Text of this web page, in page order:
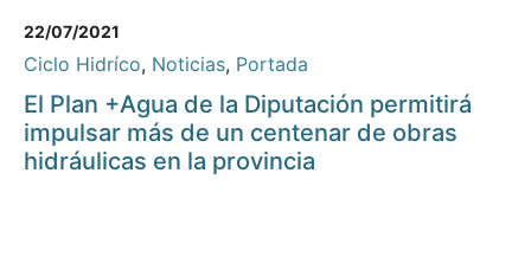
22/07/2021
Ciclo Hidríco, Noticias, Portada
El Plan +Agua de la Diputación permitirá
impulsar más de un centenar de obras
hidráulicas en la provincia